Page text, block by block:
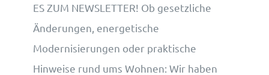
ES ZUM NEWSLETTER! Ob gesetzliche
Änderungen, energetische
Modernisierungen oder praktische
Hinweise rund ums Wohnen: Wir haben